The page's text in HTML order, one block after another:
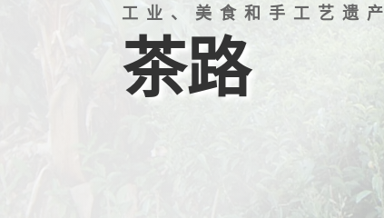
工业、美食和手工艺遗产
茶路